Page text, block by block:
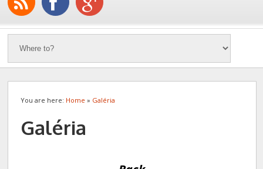
You are here: Home » Galéria
Galéria